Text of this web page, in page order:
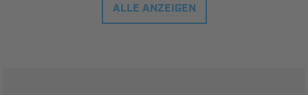
ALLE ANZEIGEN